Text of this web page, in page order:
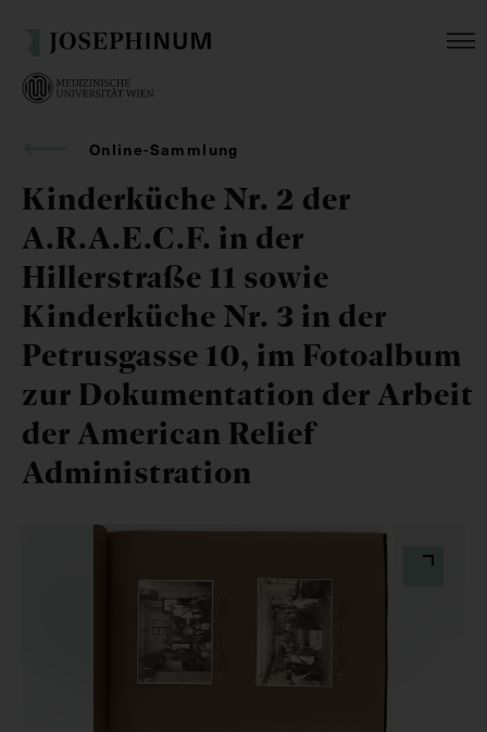
Online-Sammlung
Kinderküche Nr. 2 der
A.R.A.E.C.F. in der
Hillerstraße 11 sowie
Kinderküche Nr. 3 in der
Petrusgasse 10, im Fotoalbum
zur Dokumentation der Arbeit
der American Relief
Administration